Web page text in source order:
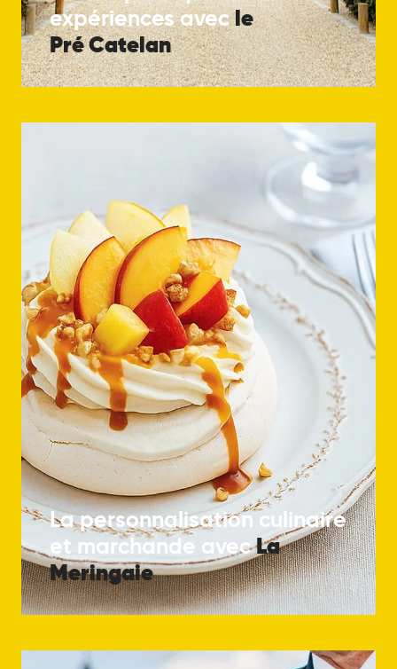
expériences avecle
Pré Catelan
La personnalisation culinaire
et marchande avecLa
Meringaie